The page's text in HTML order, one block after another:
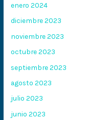
enero 2024
diciembre 2023
noviembre 2023
octubre 2023
septiembre 2023
agosto 2023
julio 2023
junio 2023